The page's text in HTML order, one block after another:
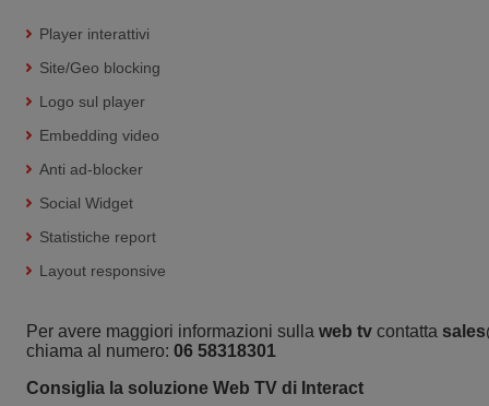
Player interattivi
Site/Geo blocking
Logo sul player
Embedding video
Anti ad-blocker
Social Widget
Statistiche report
Layout responsive
Per avere maggiori informazioni sulla web tv contatta
chiama al numero: 06 58318301
Consiglia la soluzione Web TV di Interact